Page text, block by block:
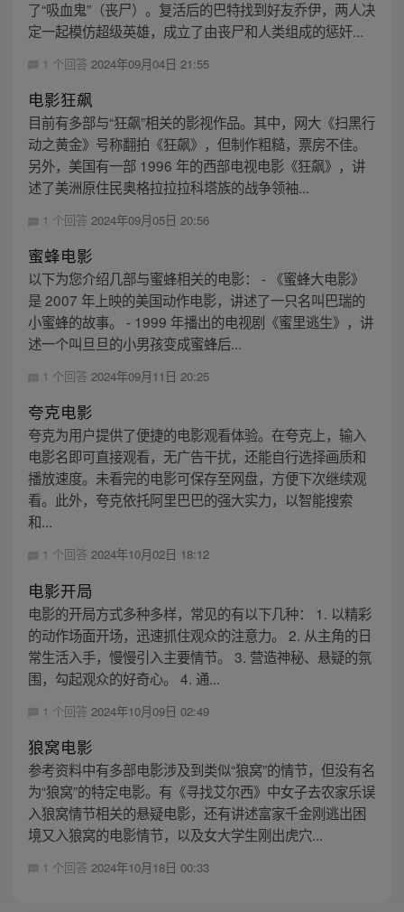
了“吸血鬼”（丧尸）。复活后的巴特找到好友乔伊，两人决
定一起模仿超级英雄，成立了由丧尸和人类组成的惩奸...
1 个回答 2024年09月04日 21:55
电影狂飙
目前有多部与“狂飙”相关的影视作品。其中，网大《扫黑行
动之黄金》号称翻拍《狂飙》，但制作粗糙，票房不佳。
另外，美国有一部 1996 年的西部电视电影《狂飙》，讲
述了美洲原住民奥格拉拉拉科塔族的战争领袖...
1 个回答 2024年09月05日 20:56
蜜蜂电影
以下为您介绍几部与蜜蜂相关的电影： - 《蜜蜂大电影》
是 2007 年上映的美国动作电影，讲述了一只名叫巴瑞的
小蜜蜂的故事。 - 1999 年播出的电视剧《蜜里逃生》，讲
述一个叫旦旦的小男孩变成蜜蜂后...
1 个回答 2024年09月11日 20:25
夸克电影
夸克为用户提供了便捷的电影观看体验。在夸克上，输入
电影名即可直接观看，无广告干扰，还能自行选择画质和
播放速度。未看完的电影可保存至网盘，方便下次继续观
看。此外，夸克依托阿里巴巴的强大实力，以智能搜索
和...
1 个回答 2024年10月02日 18:12
电影开局
电影的开局方式多种多样，常见的有以下几种： 1. 以精彩
的动作场面开场，迅速抓住观众的注意力。 2. 从主角的日
常生活入手，慢慢引入主要情节。 3. 营造神秘、悬疑的氛
围，勾起观众的好奇心。 4. 通...
1 个回答 2024年10月09日 02:49
狼窝电影
参考资料中有多部电影涉及到类似“狼窝”的情节，但没有名
为“狼窝”的特定电影。有《寻找艾尔西》中女子去农家乐误
入狼窝情节相关的悬疑电影，还有讲述富家千金刚逃出困
境又入狼窝的电影情节，以及女大学生刚出虎穴...
1 个回答 2024年10月18日 00:33